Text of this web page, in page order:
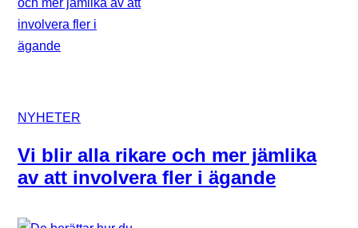
NYHETER
Vi blir alla rikare och mer jämlika
av att involvera fler i ägande